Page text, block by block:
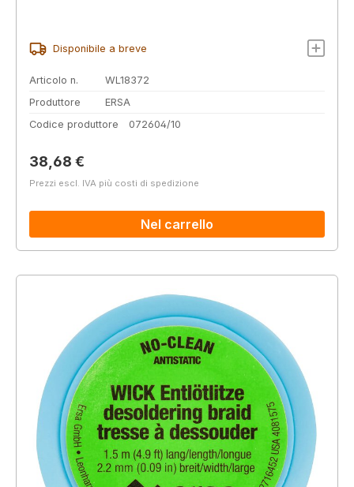
Disponibile a breve
Articolo n.
WL18372
Produttore
ERSA
Codice produttore
072604/10
Prezzo normale:
38,68 €
Prezzi escl. IVA più costi di spedizione
Nel carrello